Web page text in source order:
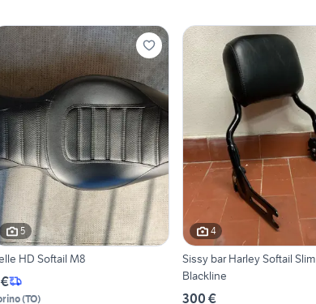
5
HD Softail M8
(TO)
4
Sissy bar Harley Softail Slim
Blackline
300 €